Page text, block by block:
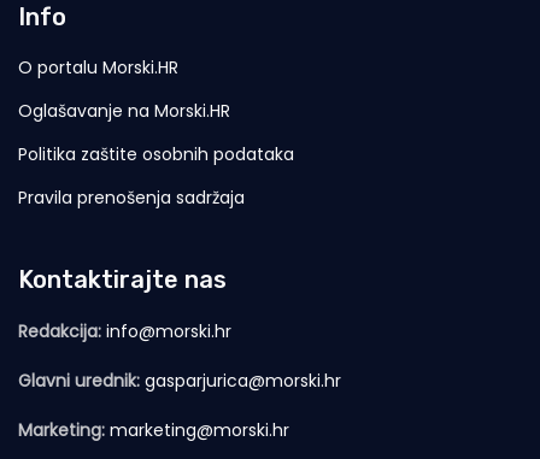
Info
O portalu Morski.HR
Oglašavanje na Morski.HR
Politika zaštite osobnih podataka
Pravila prenošenja sadržaja
Kontaktirajte nas
Redakcija: info@morski.hr
Glavni urednik: gasparjurica@morski.hr
Marketing: marketing@morski.hr